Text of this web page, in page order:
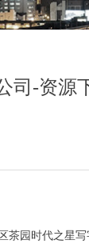
司-资源
茶园时代之星写